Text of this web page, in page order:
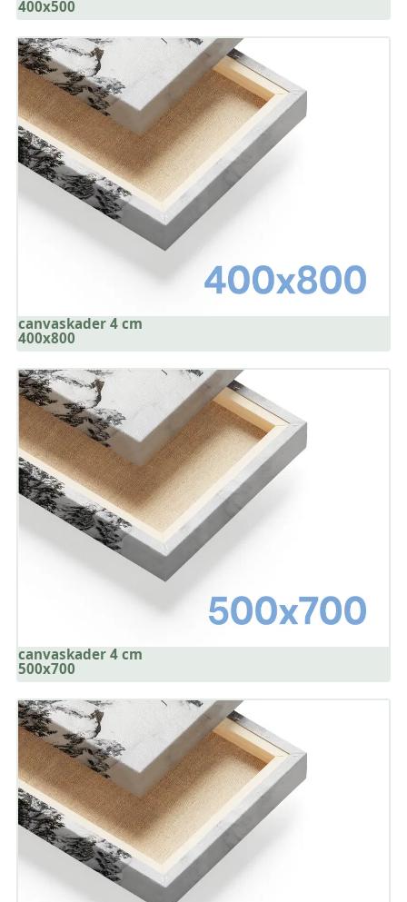
400x500
canvaskader 4 cm
400x800
canvaskader 4 cm
500x700